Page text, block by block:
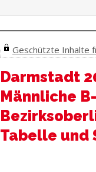
Geschützte Inhalte
Darmstadt
Männliche
Tabelle und